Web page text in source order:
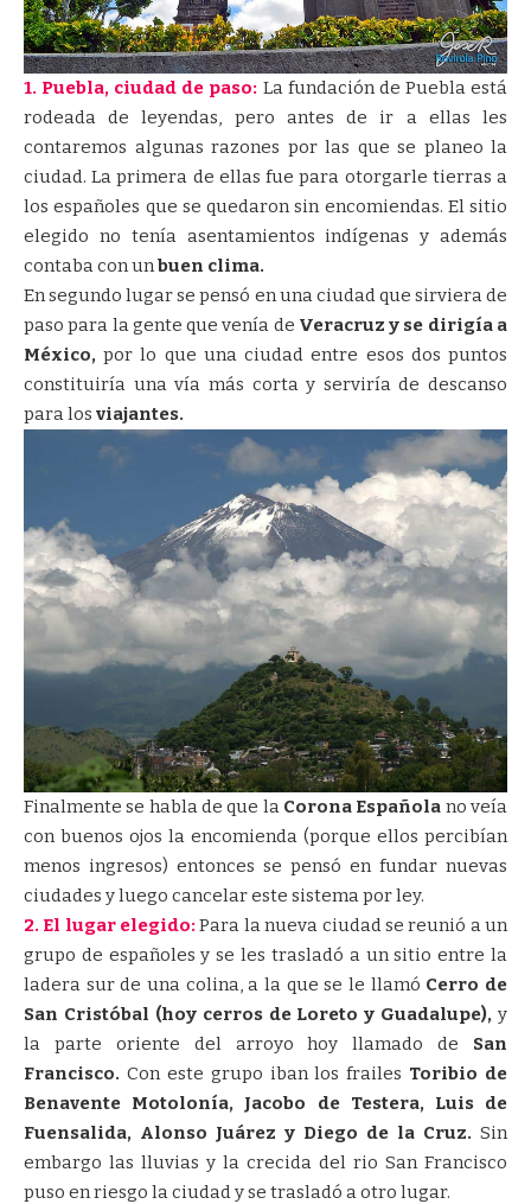
1. Puebla, ciudad de paso: La fundación de Puebla está
rodeada de leyendas, pero antes de ir a ellas les
contaremos algunas razones por las que se planeo la
ciudad. La primera de ellas fue para otorgarle tierras a
los españoles que se quedaron sin encomiendas. El sitio
elegido no tenía asentamientos indígenas y además
contaba con un buen clima.
En segundo lugar se pensó en una ciudad que sirviera de
paso para la gente que venía de Veracruz y se dirigía a
México, por lo que una ciudad entre esos dos puntos
constituiría una vía más corta y serviría de descanso
para los viajantes.
Finalmente se habla de que la Corona Española no veía
con buenos ojos la encomienda (porque ellos percibían
menos ingresos) entonces se pensó en fundar nuevas
ciudades y luego cancelar este sistema por ley.
2. El lugar elegido: Para la nueva ciudad se reunió a un
grupo de españoles y se les trasladó a un sitio entre la
ladera sur de una colina, a la que se le llamó Cerro de
San Cristóbal (hoy cerros de Loreto y Guadalupe), y
la parte oriente del arroyo hoy llamado de San
Francisco. Con este grupo iban los frailes Toribio de
Benavente Motolonía, Jacobo de Testera, Luis de
Fuensalida, Alonso Juárez y Diego de la Cruz. Sin
embargo las lluvias y la crecida del rio San Francisco
puso en riesgo la ciudad y se trasladó a otro lugar.